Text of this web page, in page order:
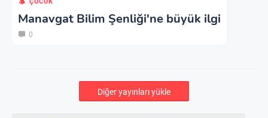
Manavgat Bilim Şenliği'ne büyük ilgi
0
Diğer yayınları yükle